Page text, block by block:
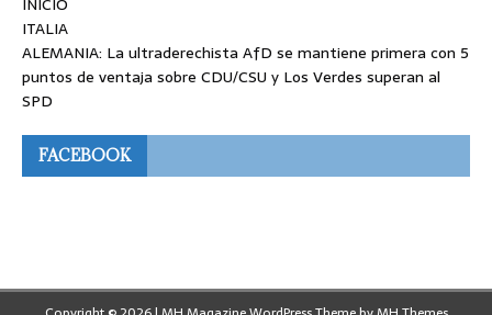
ITALIA
ALEMANIA: La ultraderechista AfD se mantiene primera con 5
puntos de ventaja sobre CDU/CSU y Los Verdes superan al
SPD
FACEBOOK